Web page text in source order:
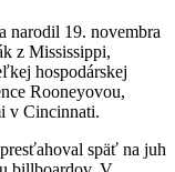
narodil 19. novembra
z Mississippi,
hospodárskej
Rooneyovou,
v Cincinnati.
späť na juh